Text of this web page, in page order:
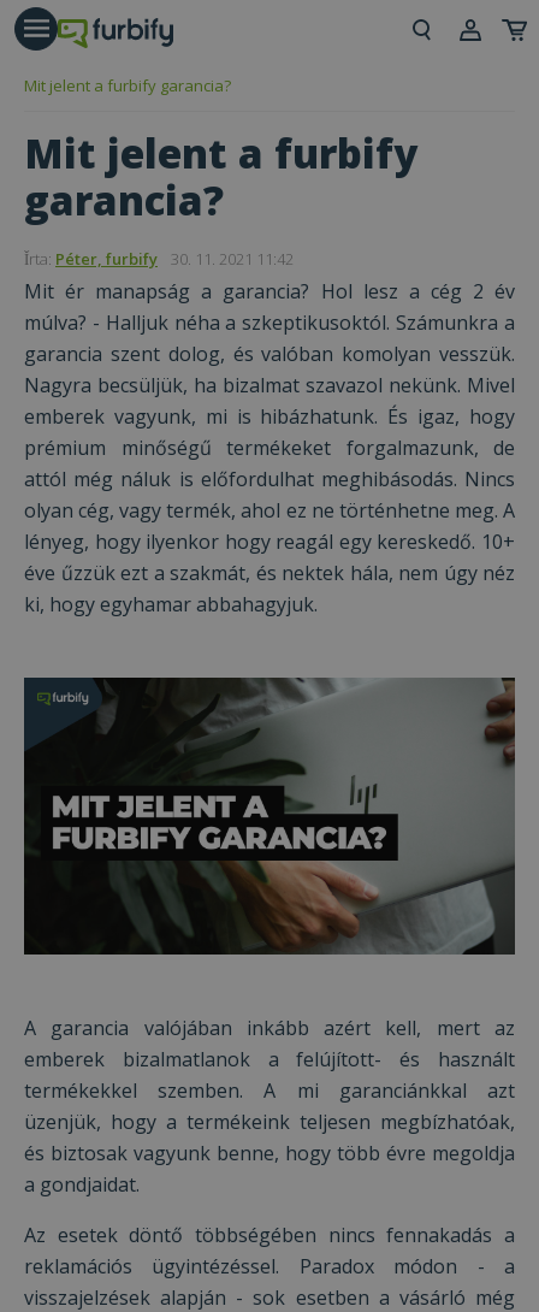
Mit jelent a furbify garancia?
Mit jelent a furbify
garancia?
Ǐrta: Péter, furbify 30. 11. 2021 11:42
Mit ér manapság a garancia? Hol lesz a cég 2 év
múlva? - Halljuk néha a szkeptikusoktól. Számunkra a
garancia szent dolog, és valóban komolyan vesszük.
Nagyra becsüljük, ha bizalmat szavazol nekünk. Mivel
emberek vagyunk, mi is hibázhatunk. És igaz, hogy
prémium minőségű termékeket forgalmazunk, de
attól még náluk is előfordulhat meghibásodás. Nincs
olyan cég, vagy termék, ahol ez ne történhetne meg. A
lényeg, hogy ilyenkor hogy reagál egy kereskedő. 10+
éve űzzük ezt a szakmát, és nektek hála, nem úgy néz
ki, hogy egyhamar abbahagyjuk.
A garancia valójában inkább azért kell, mert az
emberek bizalmatlanok a felújított- és használt
termékekkel szemben. A mi garanciánkkal azt
üzenjük, hogy a termékeink teljesen megbízhatóak,
és biztosak vagyunk benne, hogy több évre megoldja
a gondjaidat.
Az esetek döntő többségében nincs fennakadás a
reklamációs ügyintézéssel. Paradox módon - a
visszajelzések alapján - sok esetben a vásárló még
gomb